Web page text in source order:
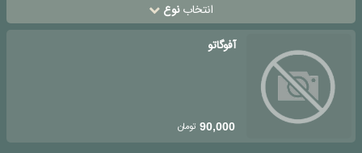
انتخابنوع
آفوگاتو
90,000 تومان